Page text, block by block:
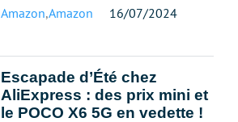
Amazon,Amazon 16/07/2024
Escapade d’Été chez
AliExpress : des prix mini et
le POCO X6 5G en vedette !